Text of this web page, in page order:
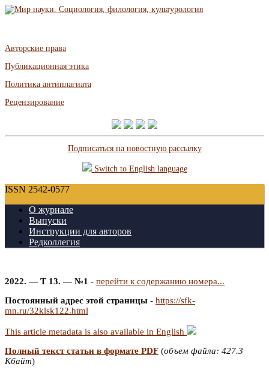
Авторские права
Публикационная этика
Политика антиплагиата
Рецензирование
Подписаться на новостную рассылку
Switch to English language
ISSN 2542-0577
О журнале
Выпуски
Инструкции для авторов
Редколлегия
2022. — Т 13. — №1 - перейти к содержанию номера...
Постоянный адрес этой страницы - https://sfk-
mn.ru/32klsk122.html
This article metadata is also available in English
Полный текст статьи в формате PDF (объем файла: 427.3
Кбайт)